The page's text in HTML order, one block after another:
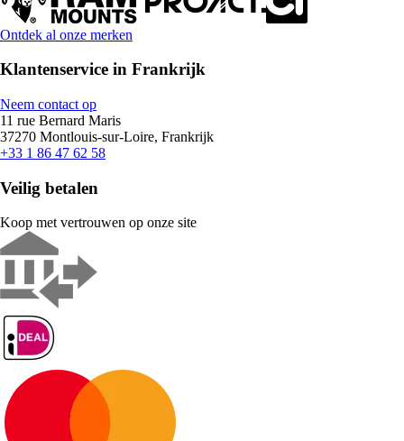
Ontdek al onze merken
Klantenservice in Frankrijk
Neem contact op
11 rue Bernard Maris
37270 Montlouis-sur-Loire, Frankrijk
+33 1 86 47 62 58
Veilig betalen
Koop met vertrouwen op onze site